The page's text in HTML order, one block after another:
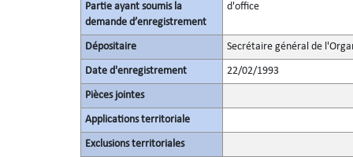
Partie ayant soumis la
demande d’enregistrement
d'office
Dépositaire Secrétaire général de
Date d'enregistrement 22/02/1993
Pièces jointes
Applications territoriale
Exclusions territoriales